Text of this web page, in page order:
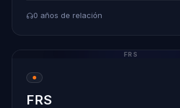
0 años de relación
FRS
FRS